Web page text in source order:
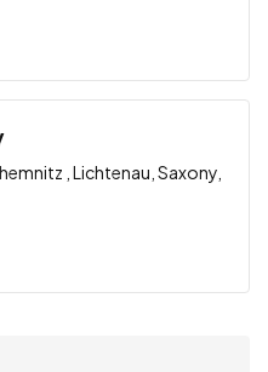
, Lichtenau, Saxony,